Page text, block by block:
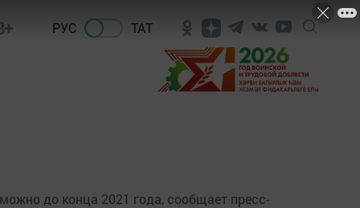
РУС ТАТ
до конца 2021 года, сообщает пресс-